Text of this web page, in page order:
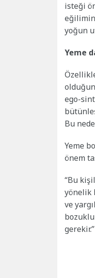
isteği
yoğun
Yeme
ego-
Bu
Yeme
önem
“Bu
yönelik
ve
gerekir.”